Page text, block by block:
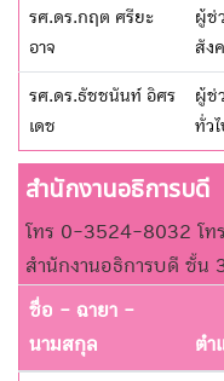
รศ.ดร.กฤต ศรียะ
อาจ
ผู้ช่
สัง
รศ.ดร.ธัชชนันท์ อิศร
เดช
ผู้ช่
ทั่ว
สำนักงานอธิการบดี
โทร 0-3524-8032 โท
สำนักงานอธิการบดี ชั้น
ชื่อ - ฉายา -
นามสกุล
ตำ